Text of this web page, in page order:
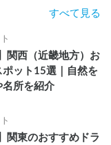
すべて見る
関西（近畿地方）お
ット15選｜自然を
名所を紹介
関東のおすすめドラ